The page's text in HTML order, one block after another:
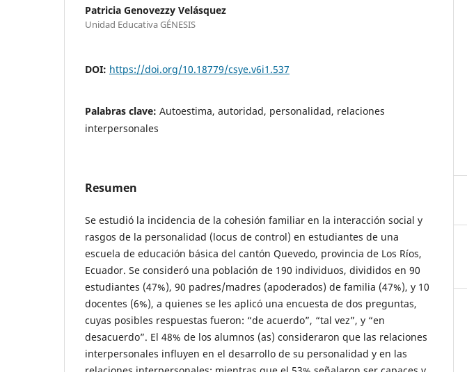
Patricia Genovezzy Velásquez
Unidad Educativa GÉNESIS
DOI: https://doi.org/10.18779/csye.v6i1.537
Palabras clave: Autoestima, autoridad, personalidad, relaciones
interpersonales
Resumen
Se estudió la incidencia de la cohesión familiar en la interacción social y
rasgos de la personalidad (locus de control) en estudiantes de una
escuela de educación básica del cantón Quevedo, provincia de Los Ríos,
Ecuador. Se consideró una población de 190 individuos, divididos en 90
estudiantes (47%), 90 padres/madres (apoderados) de familia (47%), y 10
docentes (6%), a quienes se les aplicó una encuesta de dos preguntas,
cuyas posibles respuestas fueron: “de acuerdo”, “tal vez”, y “en
desacuerdo”. El 48% de los alumnos (as) consideraron que las relaciones
interpersonales influyen en el desarrollo de su personalidad y en las